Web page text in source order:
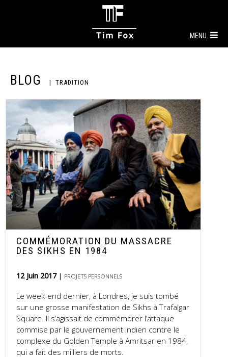
MENU
BLOG TRADITION
COMMÉMORATION DU MASSACRE
DES SIKHS EN 1984
12 Juin 2017 PROJETS PERSONNELS
Le week-end dernier, à Londres, je suis tombé
sur une grosse manifestation de Sikhs à Trafalgar
Square. Il s’agissait de commémorer l’attaque
commise par le gouvernement indien contre le
complexe du Golden Temple à Amritsar en 1984,
qui a fait des milliers de morts.